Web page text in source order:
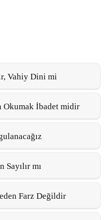
Vahiy Dini mi
Okumak İbadet midir
mı
Farz Değildir